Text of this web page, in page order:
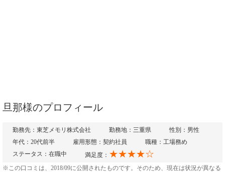
旦那様のプロフィール
勤務先：東芝メモリ株式会社 勤務地：三重県
性別：男性
年代：20代前半
雇用形態：契約社員
職種：工場務め
ステータス：在職中
満足度： ★★★★☆
※この口コミは、2018/09に公開されたものです。そのため、現在は状況が異なる